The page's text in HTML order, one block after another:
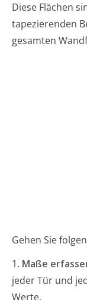
Diese Flächen
tapezierenden
gesamten
Gehen Sie
1. Maße
jeder Tür und
Werte.